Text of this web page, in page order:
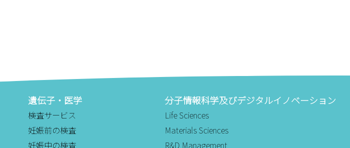
遺伝子・医学
検査サービス
妊娠前の検査
妊娠中の検査
分子情報科学及びデジタルイノベーション
Life Sciences
Materials Sciences
R&D Management